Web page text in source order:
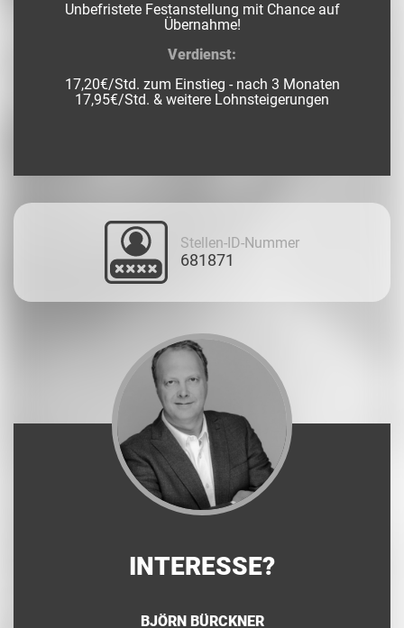
Unbefristete Festanstellung mit Chance auf
Übernahme!
Verdienst:
17,20€/Std. zum Einstieg - nach 3 Monaten
17,95€/Std. & weitere Lohnsteigerungen
Stellen-ID-Nummer
681871
INTERESSE?
BJÖRN BÜRCKNER